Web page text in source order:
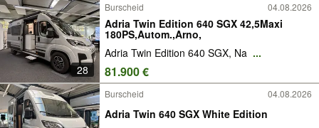
28
Burscheid 04.08.2026
Adria Twin Edition 640 SGX 42,5Maxi
180PS,Autom.,Arno,
Adria Twin Edition 640 SGX, Na ...
81.900 €
Burscheid 04.08.2026
Adria Twin 640 SGX White Edition